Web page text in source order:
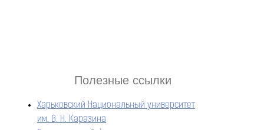
Полезные ссылки
Харьковский Национальный университет
им. В. Н. Каразина